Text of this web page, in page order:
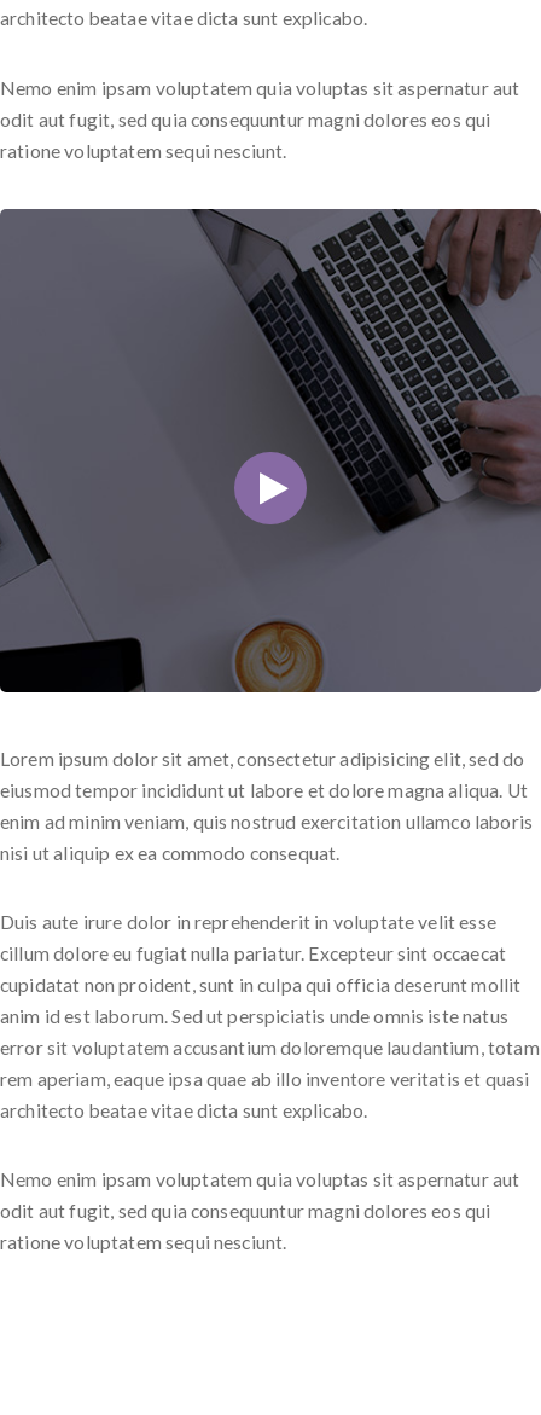
architecto beatae vitae dicta sunt explicabo.
Nemo enim ipsam voluptatem quia voluptas sit aspernatur aut
odit aut fugit, sed quia consequuntur magni dolores eos qui
ratione voluptatem sequi nesciunt.
Lorem ipsum dolor sit amet, consectetur adipisicing elit, sed do
eiusmod tempor incididunt ut labore et dolore magna aliqua. Ut
enim ad minim veniam, quis nostrud exercitation ullamco laboris
nisi ut aliquip ex ea commodo consequat.
Duis aute irure dolor in reprehenderit in voluptate velit esse
cillum dolore eu fugiat nulla pariatur. Excepteur sint occaecat
cupidatat non proident, sunt in culpa qui officia deserunt mollit
anim id est laborum. Sed ut perspiciatis unde omnis iste natus
error sit voluptatem accusantium doloremque laudantium, totam
rem aperiam, eaque ipsa quae ab illo inventore veritatis et quasi
architecto beatae vitae dicta sunt explicabo.
Nemo enim ipsam voluptatem quia voluptas sit aspernatur aut
odit aut fugit, sed quia consequuntur magni dolores eos qui
ratione voluptatem sequi nesciunt.